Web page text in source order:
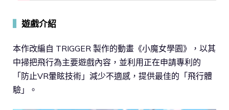
遊戲介紹
本作改編自 TRIGGER 製作的動畫《小魔女學園》，以其
中掃把飛行為主要遊戲內容，並利用正在申請專利的
「防止VR暈眩技術」減少不適感，提供最佳的「飛行體
驗」。